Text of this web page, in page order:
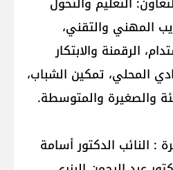
المهني والتقني،
الرقمنة والابتكار
المحلي، تمكين الشباب،
والصغيرة والمتوسطة.
: النائب الدكتور أسامة